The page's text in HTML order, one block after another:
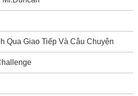
Qua Giao Tiếp Và Câu Chuyện